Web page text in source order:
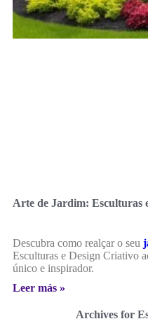
Arte de Jardim: Esculturas
Descubra como realçar o seu
Esculturas e Design Criativo
único e inspirador.
Leer más »
Archives for